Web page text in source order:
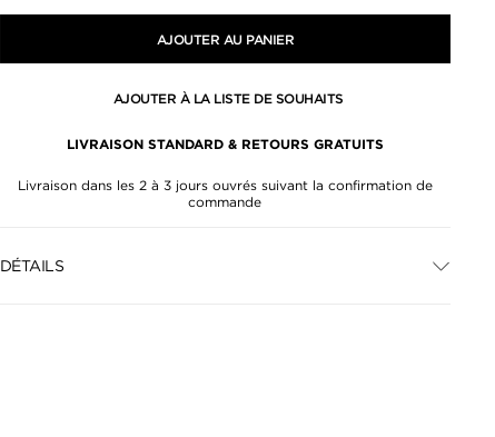
AJOUTER AU PANIER
AJOUTER À LA LISTE DE SOUHAITS
LIVRAISON STANDARD & RETOURS GRATUITS
Livraison dans les 2 à 3 jours ouvrés suivant la confirmation de
commande
DÉTAILS